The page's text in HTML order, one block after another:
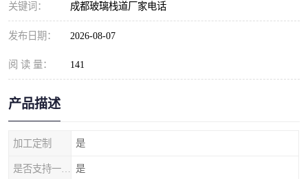
关键词： 成都玻璃栈道厂家电话
发布日期： 2026-08-07
阅 读 量： 141
产品描述
加工定制 是
是